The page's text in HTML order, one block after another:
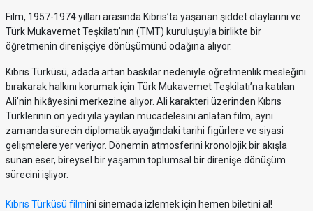
Film, 1957-1974 yılları arasında Kıbrıs’ta yaşanan şiddet olaylarını ve
Türk Mukavemet Teşkilatı’nın (TMT) kuruluşuyla birlikte bir
öğretmenin direnişçiye dönüşümünü odağına alıyor.
Kıbrıs Türküsü, adada artan baskılar nedeniyle öğretmenlik mesleğini
bırakarak halkını korumak için Türk Mukavemet Teşkilatı’na katılan
Ali’nin hikâyesini merkezine alıyor. Ali karakteri üzerinden Kıbrıs
Türklerinin on yedi yıla yayılan mücadelesini anlatan film, aynı
zamanda sürecin diplomatik ayağındaki tarihi figürlere ve siyasi
gelişmelere yer veriyor. Dönemin atmosferini kronolojik bir akışla
sunan eser, bireysel bir yaşamın toplumsal bir direnişe dönüşüm
sürecini işliyor.
Kıbrıs Türküsü filmini sinemada izlemek için hemen biletini al!